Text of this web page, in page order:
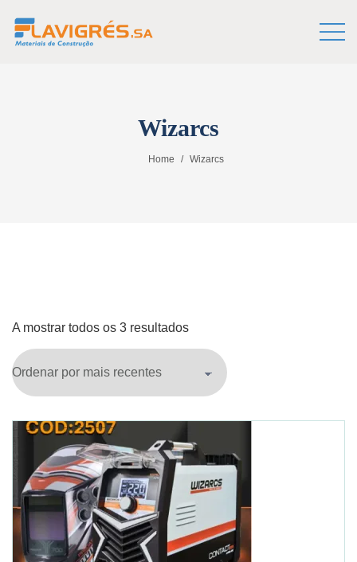
Wizarcs
Home Wizarcs
A mostrar todos os 3 resultados